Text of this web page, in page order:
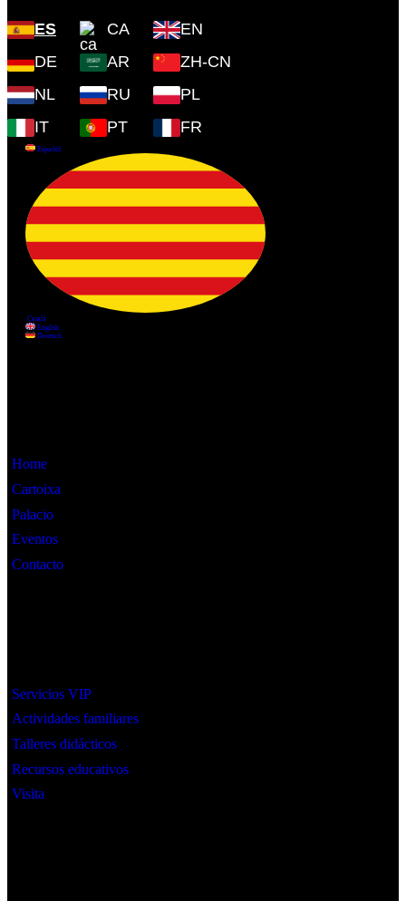
ES CA
EN
DE
AR
ZH-CN
NL
RU
PL
IT
PT FR
Home
Cartoixa
Palacio
Eventos
Contacto
Servicios VIP
Actividades familiares
Talleres didácticos
Recursos educativos
Visita